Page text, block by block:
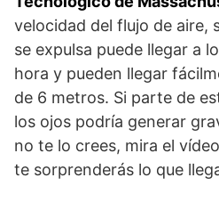
velocidad del flujo de aire,
se expulsa puede llegar a
hora y pueden llegar
de 6 metros. Si parte de
los ojos podría generar
no te lo crees, mira el
te sorprenderás lo que